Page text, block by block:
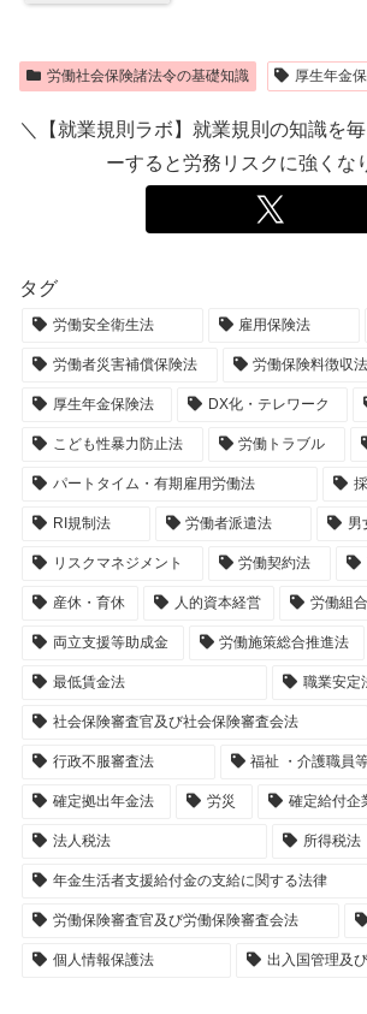
労働社会保険諸法令の基礎知識 厚生年金
＼【就業規則ラボ】就業規則の知識を
ーすると労務リスクに強くな
タグ
労働安全衛生法 雇用保険法
労働者災害補償保険法 労働保険料徴収法
厚生年金保険法 DX化・テレワーク
こども性暴力防止法 労働トラブル
パートタイム・有期雇用労働法
RI規制法 労働者派遣法 男
リスクマネジメント 労働契約法
産休・育休 人的資本経営 労働組
両立支援等助成金 労働施策総合推進法
最低賃金法 職業安定
社会保険審査官及び社会保険審査会法
行政不服審査法 福祉 ・介護職員
確定拠出年金法 労災 確定給付企
法人税法 所得税法
年金生活者支援給付金の支給に関する法律
労働保険審査官及び労働保険審査会法
個人情報保護法 出入国管理及